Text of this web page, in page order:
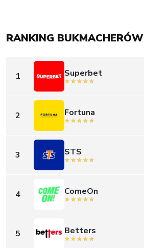
RANKING BUKMACHERÓW
1 Superbet
2 Fortuna
3 STS
4 ComeOn
5 Betters